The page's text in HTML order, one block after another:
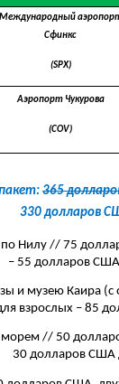
Международный
Сфинкс
(SPX)
Аэропорт Чукурова
(COV)
365
330 долларов
Нилу // 75
– 55 долларов
и музею Каира
взрослых – 85
// 50
30 долларов США